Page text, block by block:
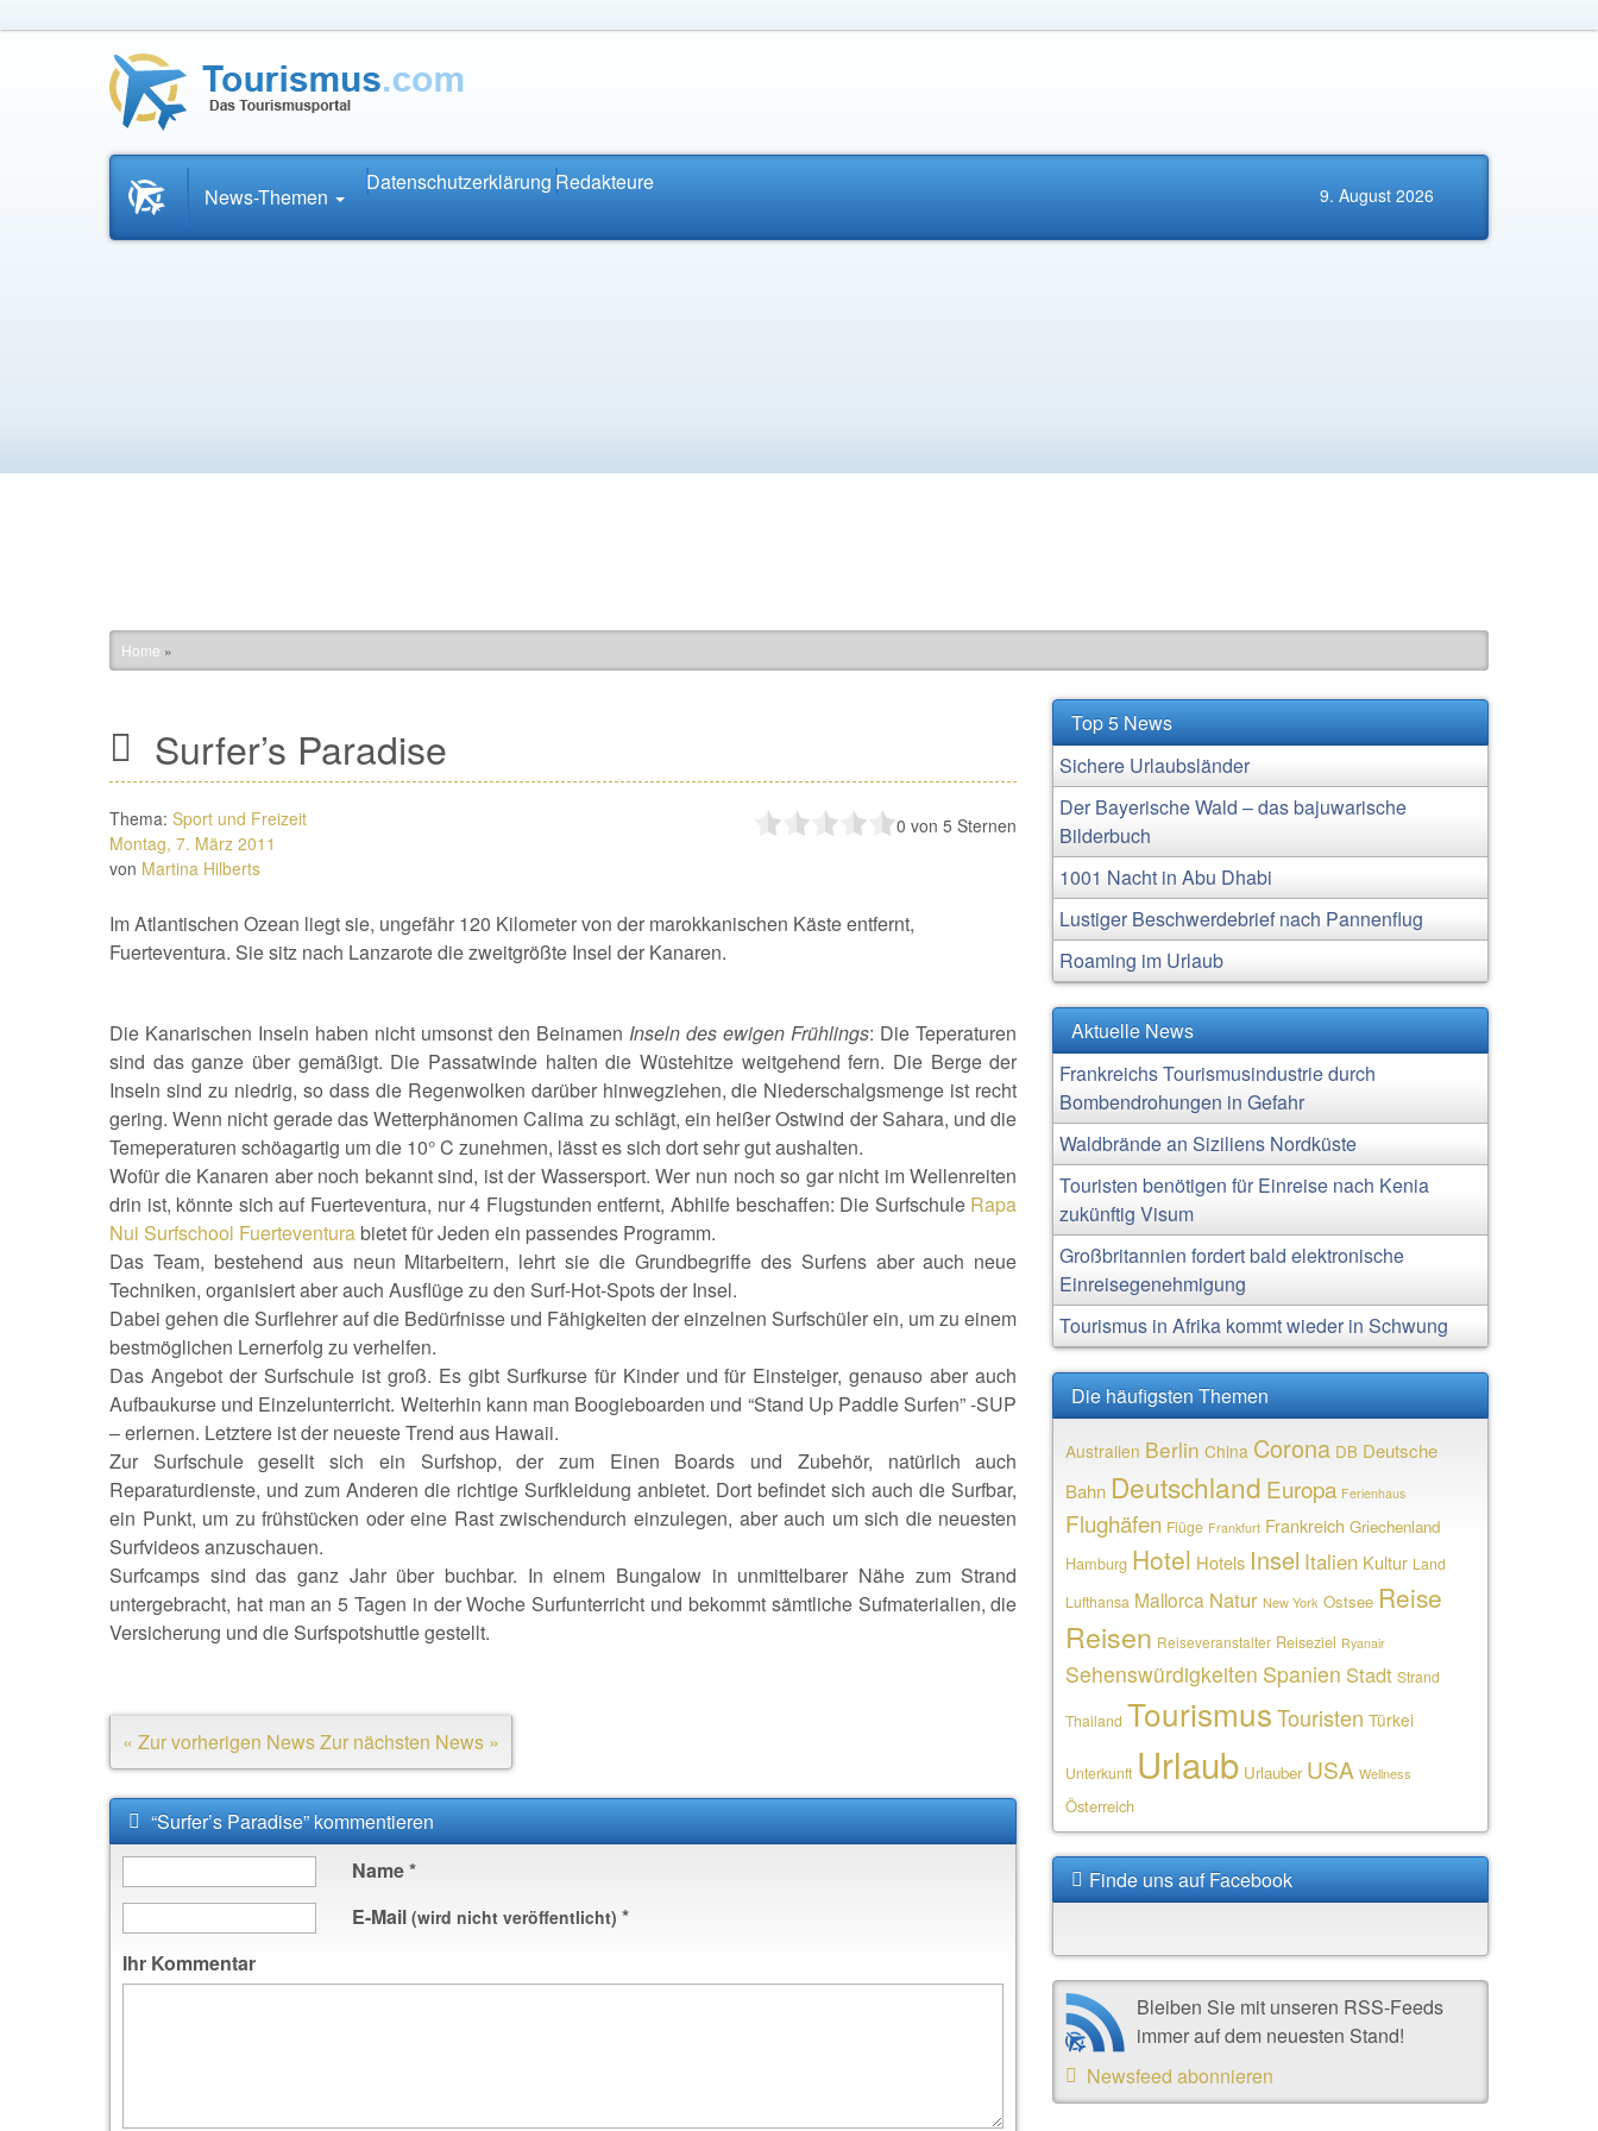
Startseite
News.Tourismus.com
News-Themen
Datenschutzerklärung Redakteure 9. August 2026
Home »
Surfer’s Paradise
Thema: Sport und Freizeit
Montag, 7. März 2011
von Martina Hilberts
0 von 5 Sternen
Im Atlantischen Ozean liegt sie, ungefähr 120 Kilometer von der marokkanischen Käste entfernt,
Fuerteventura. Sie sitz nach Lanzarote die zweitgrößte Insel der Kanaren.
Die Kanarischen Inseln haben nicht umsonst den Beinamen Inseln des ewigen Frühlings: Die Teperaturen
sind das ganze über gemäßigt. Die Passatwinde halten die Wüstehitze weitgehend fern. Die Berge der
Inseln sind zu niedrig, so dass die Regenwolken darüber hinwegziehen, die Niederschalgsmenge ist recht
gering. Wenn nicht gerade das Wetterphänomen Calima zu schlägt, ein heißer Ostwind der Sahara, und die
Temeperaturen schöagartig um die 10° C zunehmen, lässt es sich dort sehr gut aushalten.
Wofür die Kanaren aber noch bekannt sind, ist der Wassersport. Wer nun noch so gar nicht im Wellenreiten
drin ist, könnte sich auf Fuerteventura, nur 4 Flugstunden entfernt, Abhilfe beschaffen: Die Surfschule Rapa
Nui Surfschool Fuerteventurabietet für Jeden ein passendes Programm.
Das Team, bestehend aus neun Mitarbeitern, lehrt sie die Grundbegriffe des Surfens aber auch neue
Techniken, organisiert aber auch Ausflüge zu den Surf-Hot-Spots der Insel.
Dabei gehen die Surflehrer auf die Bedürfnisse und Fähigkeiten der einzelnen Surfschüler ein, um zu einem
bestmöglichen Lernerfolg zu verhelfen.
Das Angebot der Surfschule ist groß. Es gibt Surfkurse für Kinder und für Einsteiger, genauso aber auch
Aufbaukurse und Einzelunterricht. Weiterhin kann man Boogieboarden und “Stand Up Paddle Surfen” -SUP
– erlernen. Letztere ist der neueste Trend aus Hawaii.
Zur Surfschule gesellt sich ein Surfshop, der zum Einen Boards und Zubehör, natürlich auch
Reparaturdienste, und zum Anderen die richtige Surfkleidung anbietet. Dort befindet sich auch die Surfbar,
ein Punkt, um zu frühstücken oder eine Rast zwischendurch einzulegen, aber auch um sich die neuesten
Surfvideos anzuschauen.
Surfcamps sind das ganz Jahr über buchbar. In einem Bungalow in unmittelbarer Nähe zum Strand
untergebracht, hat man an 5 Tagen in der Woche Surfunterricht und bekommt sämtliche Sufmaterialien, die
Versicherung und die Surfspotshuttle gestellt.
« Zur vorherigen NewsZur nächsten News »
“Surfer’s Paradise” kommentieren
Name*
E-Mail (wird nicht veröffentlicht) *
Ihr Kommentar
Top 5 News
Sichere Urlaubsländer
Der Bayerische Wald – das bajuwarische
Bilderbuch
1001 Nacht in Abu Dhabi
Lustiger Beschwerdebrief nach Pannenflug
Roaming im Urlaub
Aktuelle News
Frankreichs Tourismusindustrie durch
Bombendrohungen in Gefahr
Waldbrände an Siziliens Nordküste
Touristen benötigen für Einreise nach Kenia
zukünftig Visum
Großbritannien fordert bald elektronische
Einreisegenehmigung
Tourismus in Afrika kommt wieder in Schwung
Die häufigsten Themen
Australien Berlin China Corona DB Deutsche
Bahn Deutschland Europa Ferienhaus
Flughäfen Flüge Frankfurt Frankreich Griechenland
Hamburg Hotel Hotels Insel Italien Kultur Land
Lufthansa Mallorca Natur New York Ostsee Reise
Reisen Reiseveranstalter Reiseziel Ryanair
Sehenswürdigkeiten Spanien Stadt Strand
Thailand Tourismus Touristen Türkei
Unterkunft Urlaub Urlauber USA Wellness
Österreich
Finde uns auf Facebook
Bleiben Sie mit unseren RSS-Feeds
immer auf dem neuesten Stand!
Newsfeed abonnieren